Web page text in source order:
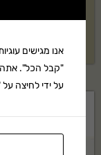
אנו מגישים
"קבל הכל". אתה
על ידי לחיצה